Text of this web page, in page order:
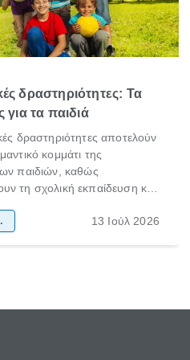
δραστηριότητες: Τα
για τα παιδιά
δραστηριότητες αποτελούν
κομμάτι της
παιδιών, καθώς
τη σχολική εκπαίδευση και
της κοινωνικότητας
13 Ιούλ 2026